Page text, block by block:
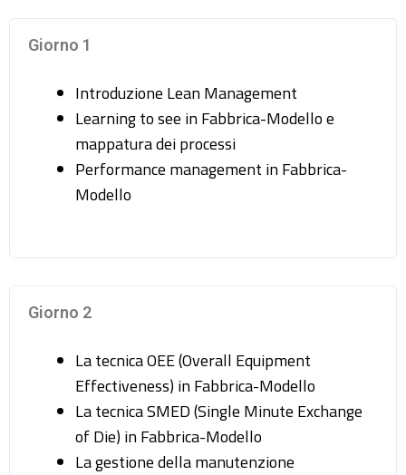
Giorno 1
Introduzione Lean Management
Learning to see in Fabbrica-Modello e
mappatura dei processi
Performance management in Fabbrica-
Modello
Giorno 2
La tecnica OEE (Overall Equipment
Effectiveness) in Fabbrica-Modello
La tecnica SMED (Single Minute Exchange
of Die) in Fabbrica-Modello
La gestione della manutenzione